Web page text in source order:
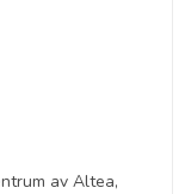
av Altea,